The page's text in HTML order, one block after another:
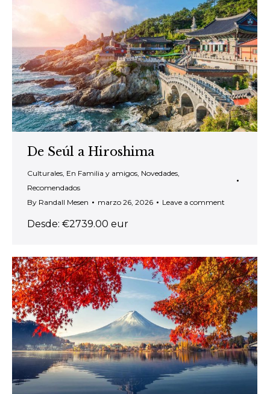
De Seúl a Hiroshima
Culturales En Familia y amigos Novedades
Recomendados
By Randall Mesen marzo 26, 2026 Leave a comment
Desde: €2739.00 eur